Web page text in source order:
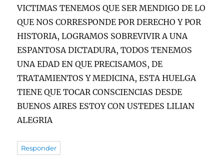
VICTIMAS TENEMOS QUE SER MENDIGO DE LO
QUE NOS CORRESPONDE POR DERECHO Y POR
HISTORIA, LOGRAMOS SOBREVIVIR A UNA
ESPANTOSA DICTADURA, TODOS TENEMOS
UNA EDAD EN QUE PRECISAMOS, DE
TRATAMIENTOS Y MEDICINA, ESTA HUELGA
TIENE QUE TOCAR CONSCIENCIAS DESDE
BUENOS AIRES ESTOY CON USTEDES LILIAN
ALEGRIA
Responder